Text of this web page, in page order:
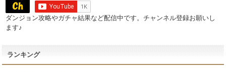
ダンジョン攻略やガチャ結果など配信中です。チャンネル登録お願いし
ます♪
ランキング